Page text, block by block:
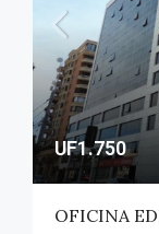
UF1.750
OFICINA